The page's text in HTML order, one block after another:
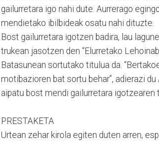
gailurretara igo nahi dute. Aurrerago
mendietako ibilbideak osatu nahi dituzte.
Bost gailurretara igotzen badira, lau
trukean jasotzen den “Elurretako
Batasunean sortutako titulua da.
motibazioren bat sortu behar”, adierazi
aipatu bost mendi gailurretara
PRESTAKETA
Urtean zehar kirola egiten duten arren,